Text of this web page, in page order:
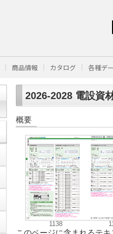
商品情報 カタログ 各種デ
2026-2028 電設資
概要
1138